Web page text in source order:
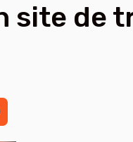
site de